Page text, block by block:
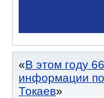
В этом году
информации
Токаев